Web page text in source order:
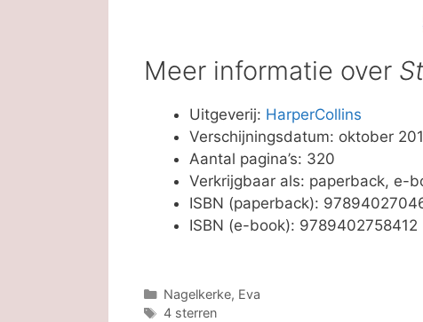
Meer informatie over
Uitgeverij: HarperCollins
Verschijningsdatum: oktober
Aantal pagina’s: 320
Verkrijgbaar als: paperback, e-
ISBN (paperback):
ISBN (e-book): 9789402758412
Categorieën
Nagelkerke, Eva
Tags
4 sterren